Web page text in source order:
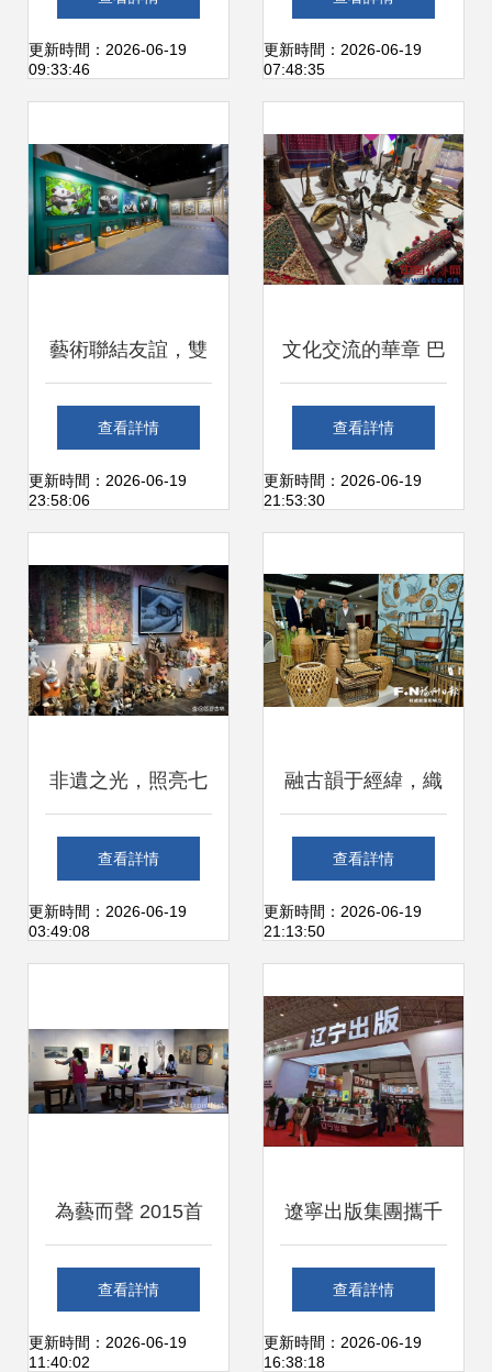
創意作品交流展在
更新時間：2026-06-19
09:33:46
未艾
更新時間：2026-06-19
07:48:35
藝術聯結友誼，雙
寶共慶甲子——慶
祝中法建交60周年
文化藝術展在京啟
幕
查看詳情
更新時間：2026-06-19
23:58:06
文化交流的華章 巴
基斯坦駐華使館學
校國際文化日精彩
查看詳情
更新時間：2026-06-19
21:53:30
非遺之光，照亮七
夕 吉林非遺市集，
一場不容錯過的文
查看詳情
更新時間：2026-06-19
03:49:08
融古韻于經緯，織
時代之華章 閩興編
織31載深耕，30萬
文化密碼
查看詳情
更新時間：2026-06-19
21:13:50
為藝而聲 2015首
屆藍頂工廠藝術節
啟動，開啟成都文
查看詳情
更新時間：2026-06-19
11:40:02
遼寧出版集團攜千
種好書閃耀北京圖
書訂貨會，共繪文
查看詳情
更新時間：2026-06-19
16:38:18